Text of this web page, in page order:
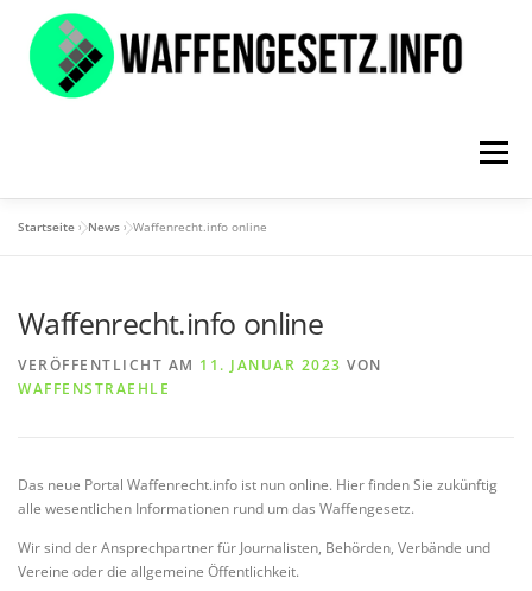
Inhalt
springen
Menü
WISSENSPORTAL KONTAKT
Startseite »News »Waffenrecht.info online
Waffenrecht.info online
VERÖFFENTLICHT AM 11. JANUAR 2023 VON
WAFFENSTRAEHLE
Das neue Portal Waffenrecht.info ist nun online. Hier finden Sie zukünftig
alle wesentlichen Informationen rund um das Waffengesetz.
Wir sind der Ansprechpartner für Journalisten, Behörden, Verbände und
Vereine oder die allgemeine Öffentlichkeit.